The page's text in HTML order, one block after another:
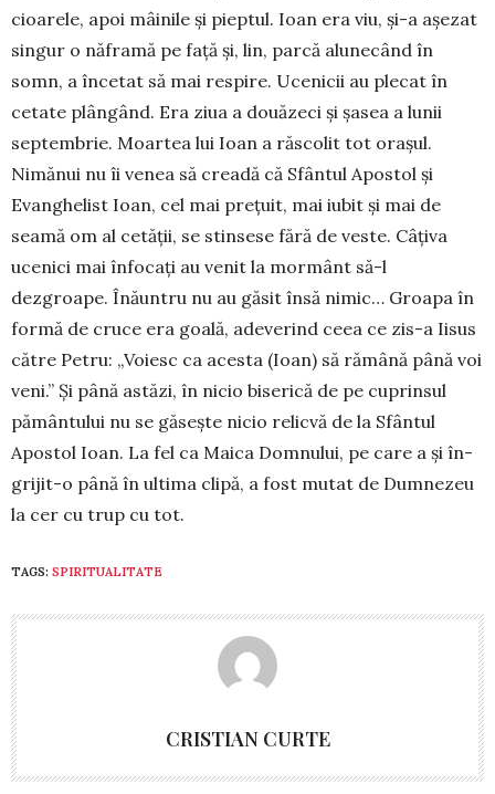
cioa­rele, apoi mâinile și pieptul. Ioan era viu, și-a așezat
singur o năframă pe față și, lin, parcă alu­necând în
somn, a înce­tat să mai respire. Ucenicii au ple­cat în
cetate plângând. Era ziua a două­zeci și șasea a lunii
septembrie. Moar­tea lui Ioan a răscolit tot orașul.
Nimă­nui nu îi venea să creadă că Sfântul Apostol și
Evanghelist Ioan, cel mai prețuit, mai iubit și mai de
seamă om al cetății, se stinsese fără de veste. Câțiva
ucenici mai înfocați au venit la mor­mânt să-l
dezgroape. Înăuntru nu au gă­sit însă ni­mic… Groapa în
formă de cru­ce era goală, ade­verind ceea ce zis-a Iisus
către Petru: „Voiesc ca acesta (Ioan) să ră­mână până voi
veni.” Și până astăzi, în nicio biserică de pe cuprinsul
pămân­tului nu se găsește nicio relicvă de la Sfântul
Apostol Ioan. La fel ca Maica Domnului, pe care a și în­
gri­jit-o până în ultima clipă, a fost mutat de Dum­nezeu
la cer cu trup cu tot.
TAGS: SPIRITUALITATE
CRISTIAN CURTE